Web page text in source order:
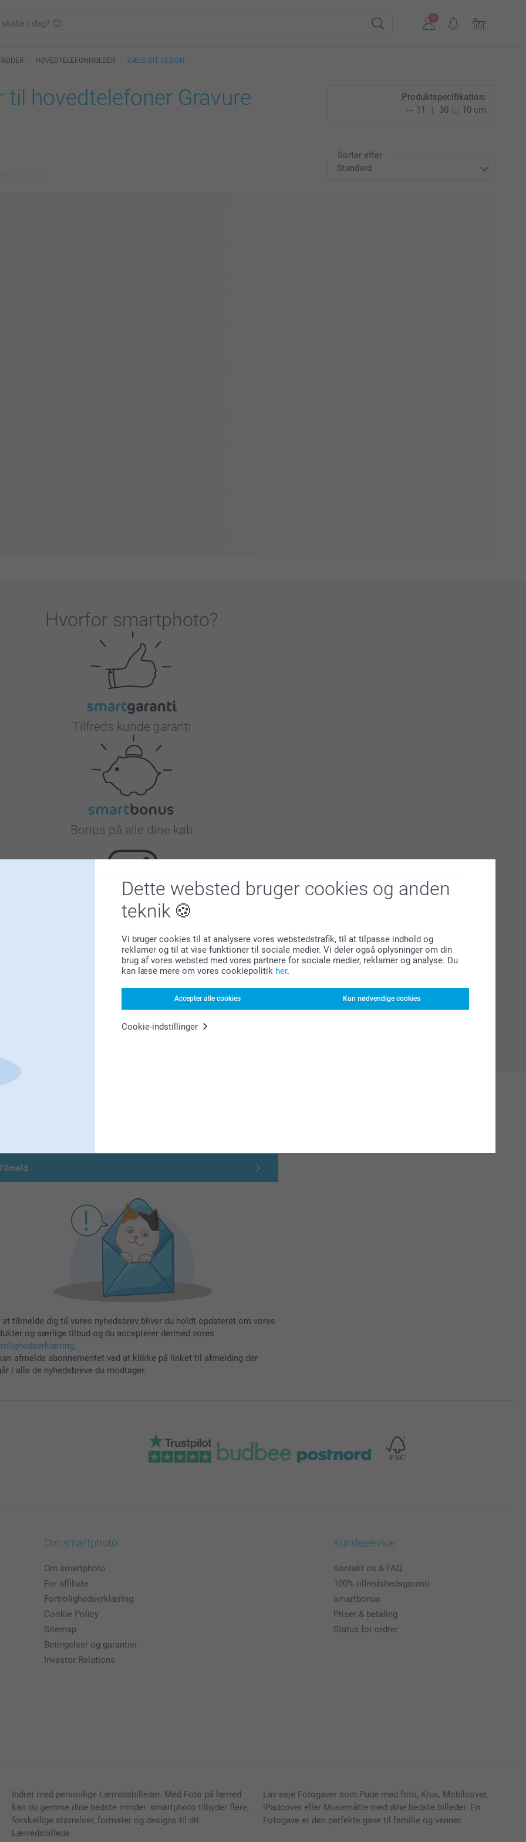
Dette websted bruger cookies og anden
teknik
Vi bruger cookies til at analysere vores webstedstrafik, til at tilpasse indhold og
reklamer og til at vise funktioner til sociale medier. Vi deler også oplysninger om din
brug af vores websted med vores partnere for sociale medier, reklamer og analyse. Du
kan læse mere om vores cookiepolitik her.
Accepter alle cookies Kun nødvendige cookies
Cookie-indstillinger
HOVEDTELEFONHOLDER VÆLG DIT DESIGN
til hovedtelefoner Gravure
Produktspecifikation:
11
30 10 cm
Sorter efter
Hvorfor smartphoto?
Tilfreds kunde garanti
Bonus på alle dine køb
Leder du efter inspiration?
Førsteklasses kundeservice!
at tilmelde dig til vores nyhedsbrev bliver du holdt opdateret om vores
og særlige tilbud og du accepterer dermed vores
.
afmelde abonnementet ved at klikke på linket til afmelding der
i alle de nyhedsbreve du modtager.
Om smartphoto
Om smartphoto
For affiliate
Fortrolighedserklæring
Cookie Policy
Sitemap
Betingelser og garantier
Investor Relations
Kundeservice
Kontakt os & FAQ
100% tilfredshedsgaranti
smartbonus
Priser & betaling
Status for ordrer
Indret med personlige Lærredsbilleder. Med Foto på lærred
kan du gemme dine bedste minder. smartphoto tilbyder flere,
forskellige størrelser, formater og designs til dit
Lærredsbillede.
Lav seje Fotogaver som Pude med foto, Krus, Mobilcover,
iPadcover eller Musemåtte med dine bedste billeder. En
Fotogave er den perfekte gave til familie og venner.